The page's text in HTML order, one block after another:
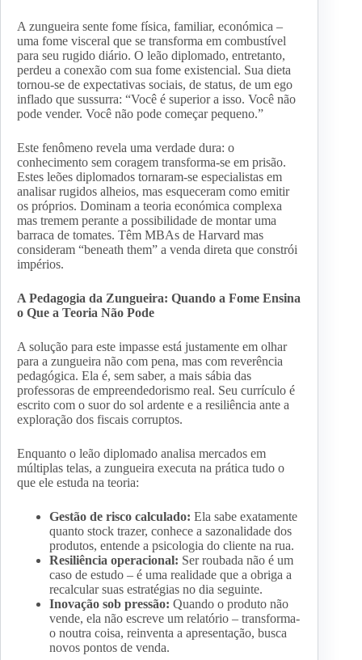
A zungueira sente fome física, familiar, económica –
uma fome visceral que se transforma em combustível
para seu rugido diário. O leão diplomado, entretanto,
perdeu a conexão com sua fome existencial. Sua dieta
tornou-se de expectativas sociais, de status, de um ego
inflado que sussurra: “Você é superior a isso. Você não
pode vender. Você não pode começar pequeno.”
Este fenômeno revela uma verdade dura: o
conhecimento sem coragem transforma-se em prisão.
Estes leões diplomados tornaram-se especialistas em
analisar rugidos alheios, mas esqueceram como emitir
os próprios. Dominam a teoria económica complexa
mas tremem perante a possibilidade de montar uma
barraca de tomates. Têm MBAs de Harvard mas
consideram “beneath them” a venda direta que constrói
impérios.
A Pedagogia da Zungueira: Quando a Fome Ensina
o Que a Teoria Não Pode
A solução para este impasse está justamente em olhar
para a zungueira não com pena, mas com reverência
pedagógica. Ela é, sem saber, a mais sábia das
professoras de empreendedorismo real. Seu currículo é
escrito com o suor do sol ardente e a resiliência ante a
exploração dos fiscais corruptos.
Enquanto o leão diplomado analisa mercados em
múltiplas telas, a zungueira executa na prática tudo o
que ele estuda na teoria:
Gestão de risco calculado: Ela sabe exatamente
quanto stock trazer, conhece a sazonalidade dos
produtos, entende a psicologia do cliente na rua.
Resiliência operacional: Ser roubada não é um
caso de estudo – é uma realidade que a obriga a
recalcular suas estratégias no dia seguinte.
Inovação sob pressão: Quando o produto não
vende, ela não escreve um relatório – transforma-
o noutra coisa, reinventa a apresentação, busca
novos pontos de venda.